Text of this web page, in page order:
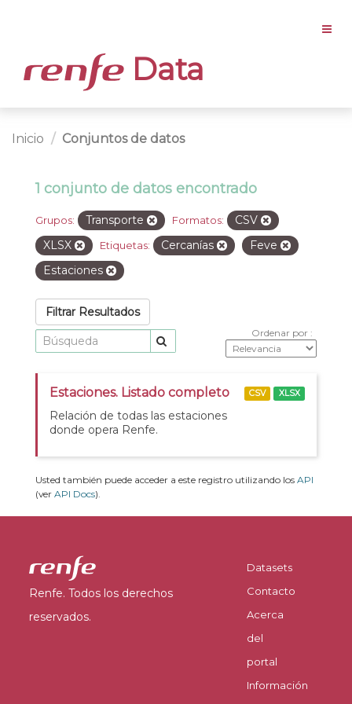
Data
Inicio Conjuntos de datos
1 conjunto de datos encontrado
Grupos: Transporte Formatos:
CSV
XLSX
Etiquetas: Cercanías
Feve
Estaciones
Filtrar Resultados
Ordenar por
Estaciones. Listado completo
Relación de todas las estaciones
donde opera Renfe.
CSV XLSX
Usted también puede acceder a este registro utilizando los API
(ver API Docs).
Renfe. Todos los derechos
reservados.
Datasets
Contacto
Acerca
del
portal
Información